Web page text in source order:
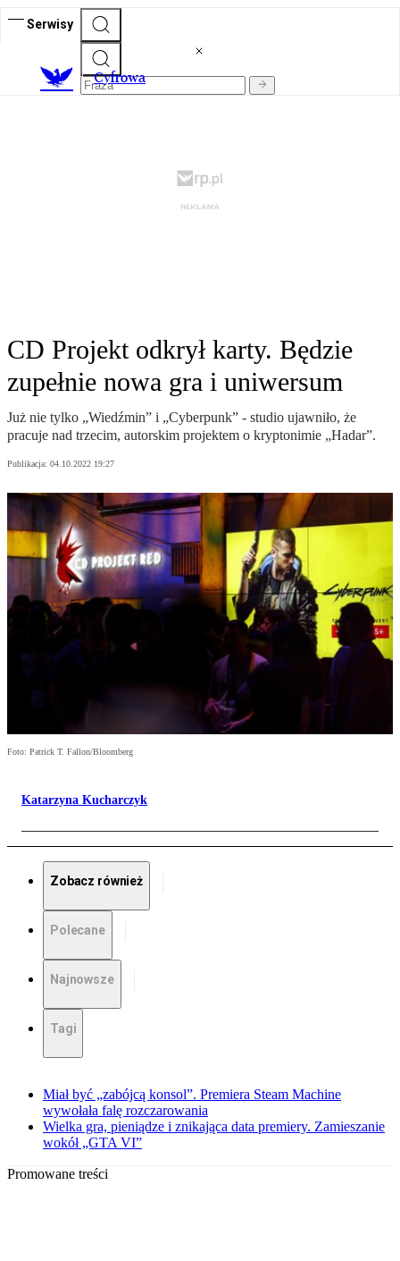
Serwisy
Cyfrowa
CD Projekt odkrył karty. Będzie
zupełnie nowa gra i uniwersum
Już nie tylko „Wiedźmin” i „Cyberpunk” - studio ujawniło, że
pracuje nad trzecim, autorskim projektem o kryptonimie „Hadar”.
Publikacja: 04.10.2022 19:27
Foto: Patrick T. Fallon/Bloomberg
Katarzyna Kucharczyk
Zobacz również
Polecane
Najnowsze
Tagi
Miał być „zabójcą konsol”. Premiera Steam Machine
wywołała falę rozczarowania
Wielka gra, pieniądze i znikająca data premiery. Zamieszanie
wokół „GTA VI”
Promowane treści